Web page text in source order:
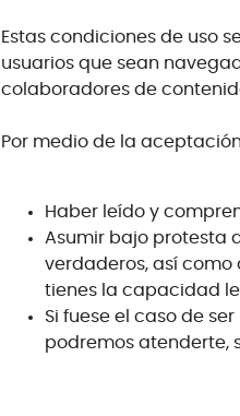
Estas condiciones de uso
usuarios que sean
colaboradores de
Por medio de la
Haber leído y
Asumir bajo protesta
verdaderos, así como
tienes la capacidad
Si fuese el caso de
podremos atenderte,